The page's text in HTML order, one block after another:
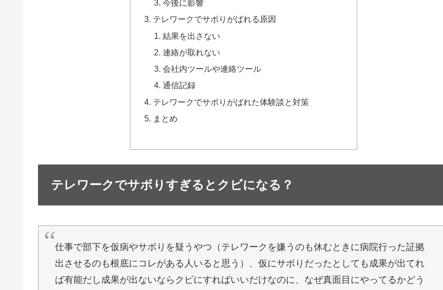
今後に影響
テレワークでサボりがばれる原因
結果を出さない
連絡が取れない
会社内ツールや連絡ツール
通信記録
テレワークでサボりがばれた体験談と対策
まとめ
テレワークでサボりすぎるとクビになる？
仕事で部下を仮病やサボりを疑うやつ（テレワークを嫌うのも休むときに病院行った証拠
出させるのも根底にコレがある人いると思う）、仮にサボりだったとしても成果が出てれ
ば有能だし成果が出ないならクビにすればいいだけなのに、なぜ真面目にやってるかどう